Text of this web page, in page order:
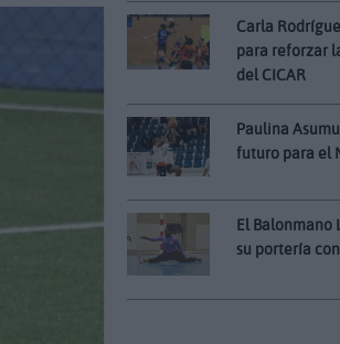
Carla
para reforzar
del CICAR
Paulina
futuro para el
El Balonmano
su portería